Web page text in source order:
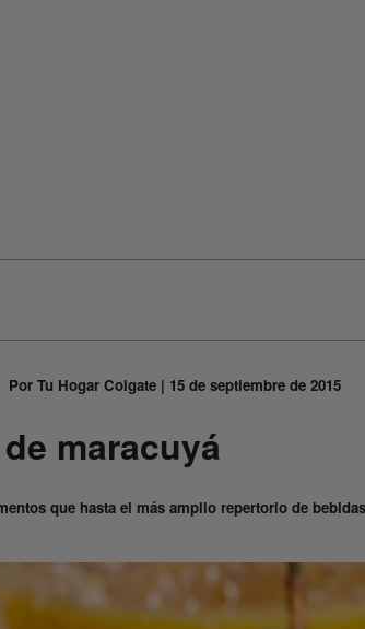
Por Tu Hogar Colgate | 15 de septiembre de 2015
maracuyá
que hasta el más amplio repertorio de